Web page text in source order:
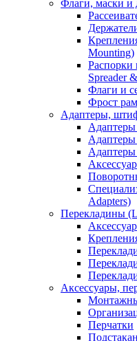
Флаги, маски и
Mounting)
Распорки
Spreader
Флаги и
Фрост
Адаптеры,
Adapters)
Перекладины
Аксессуары,
Перчатки